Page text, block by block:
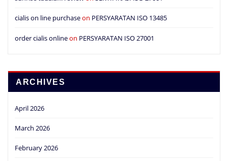
cialis on line purchaseon PERSYARATAN ISO 13485
order cialis onlineon PERSYARATAN ISO 27001
ARCHIVES
April 2026
March 2026
February 2026